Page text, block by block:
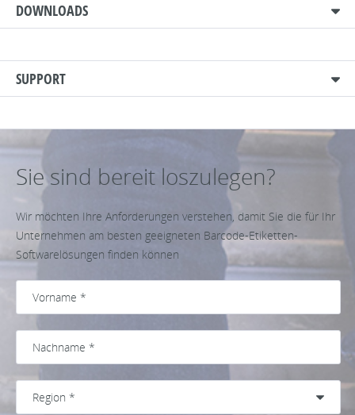
DOWNLOADS
SUPPORT
Sie sind bereit loszulegen?
Wir möchten Ihre Anforderungen verstehen, damit Sie die für Ihr
Unternehmen am besten geeigneten Barcode-Etiketten-
Softwarelösungen finden können